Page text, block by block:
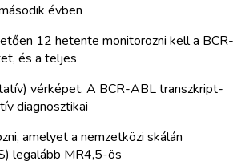
évben
12 hetente monitorozni kell a BCR-
és a teljes
vérképet. A BCR-ABL transzkript-
diagnosztikai
amelyet a nemzetközi skálán
legalább MR4,5-ös